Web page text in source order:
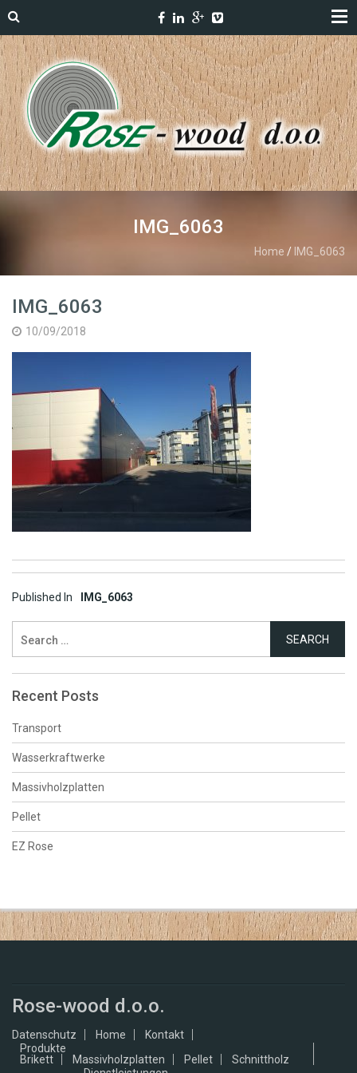
IMG_6063
Home / IMG_6063
IMG_6063
10/09/2018
Post
navigation
Published In IMG_6063
for:
Recent Posts
Transport
Wasserkraftwerke
Massivholzplatten
Pellet
EZ Rose
Rose-wood d.o.o.
Datenschutz Home
Kontakt
Produkte
Brikett
Massivholzplatten Pellet
Schnittholz